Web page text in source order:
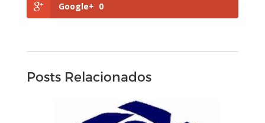
Google+ 0
Posts Relacionados